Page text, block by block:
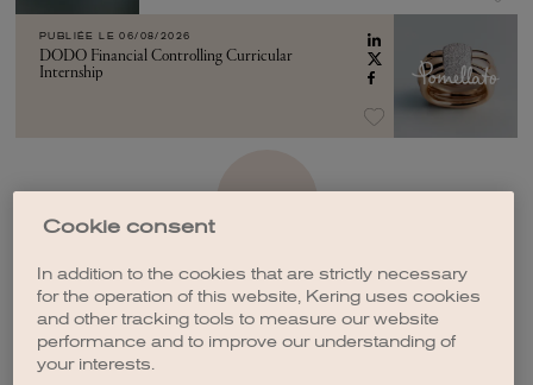
PUBLIÉE LE 06/08/2026
DODO Financial Controlling Curricular
Internship
CRÉER UNE ALERTE
Cookie consent
In addition to the cookies that are strictly necessary
for the operation of this website, Kering uses cookies
and other tracking tools to measure our website
performance and to improve our understanding of
your interests.